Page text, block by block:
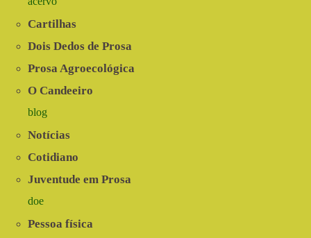
Cartilhas
Dois Dedos de Prosa
Prosa Agroecológica
O Candeeiro
blog
Notícias
Cotidiano
Juventude em Prosa
doe
Pessoa física